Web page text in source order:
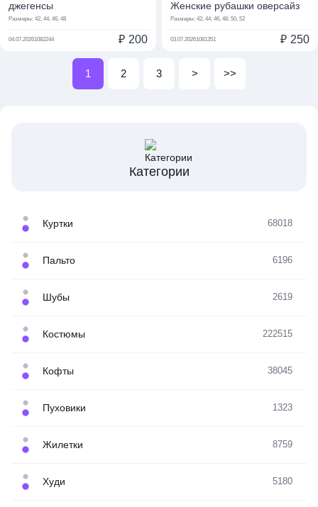
джегенсы
Размеры: 42, 44, 46, 48
04.07.20261082244 ₽ 200
Женские рубашки оверсайз
Размеры: 42, 44, 46, 48, 50, 52
03.07.20261081351 ₽ 250
1 2 3 > >>
Категории
Куртки 68018
Пальто 6196
Шубы 2619
Костюмы 222515
Кофты 38045
Пуховики 1323
Жилетки 8759
Худи 5180